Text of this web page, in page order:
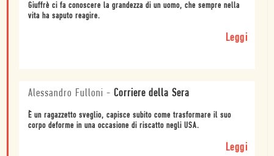
Giuffrè ci fa conoscere la grandezza di un uomo, che sempre nella
vita ha saputo reagire.
Leggi
Alessandro Fulloni - Corriere della Sera
È un ragazzetto sveglio, capisce subito come trasformare il suo
corpo deforme in una occasione di riscatto negli USA.
Leggi